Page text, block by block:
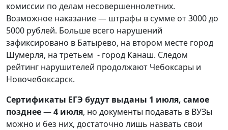
комиссии по делам несовершеннолетних.
Возможное наказание — штрафы в сумме от 3000 до
5000 рублей. Больше всего нарушений
зафиксировано в Батырево, на втором месте город
Шумерля, на третьем - город Канаш. Следом
рейтинг нарушителей продолжают Чебоксары и
Новочебоксарск.
Сертификаты ЕГЭ будут выданы 1 июля, самое
позднее — 4 июля, но документы подавать в ВУЗы
можно и без них, достаточно лишь назвать свои